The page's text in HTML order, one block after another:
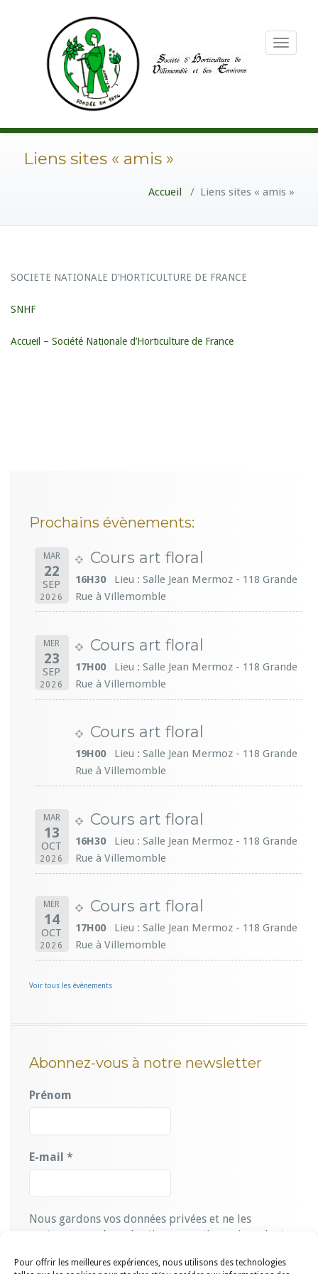
Pour offrir les meilleures expériences, nous utilisons des technologies
Toggle
Liens sites « amis »
Accueil / Liens sites « amis »
SOCIETE NATIONALE D’HORTICULTURE DE FRANCE
SNHF
Accueil – Société Nationale d’Horticulture de France
Prochains évènements:
MAR
22
SEP
2026
Cours art floral
16H30
Lieu : Salle Jean Mermoz - 118 Grande
Rue à Villemomble
MER
23
SEP
2026
Cours art floral
17H00
Lieu : Salle Jean Mermoz - 118 Grande
Rue à Villemomble
Cours art floral
19H00
Lieu : Salle Jean Mermoz - 118 Grande
Rue à Villemomble
MAR
13
OCT
2026
Cours art floral
16H30
Lieu : Salle Jean Mermoz - 118 Grande
Rue à Villemomble
MER
14
OCT
2026
Cours art floral
17H00
Lieu : Salle Jean Mermoz - 118 Grande
Rue à Villemomble
Voir tous les évènements
Abonnez-vous à notre newsletter
Prénom
E-mail *
Nous gardons vos données privées et ne les
partageons qu’avec les tierces parties qui rendent ce
confidentialité.